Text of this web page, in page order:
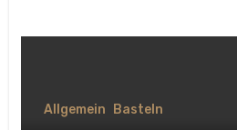
Allgemein Basteln